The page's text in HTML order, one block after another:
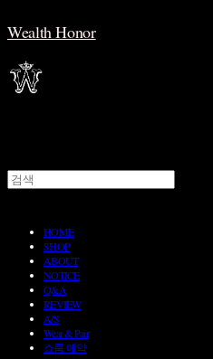
Wealth Honor
HOME
SHOP
ABOUT
NOTICE
Q&A
REVIEW
A/S
Wear & Pair
쇼룸 예약